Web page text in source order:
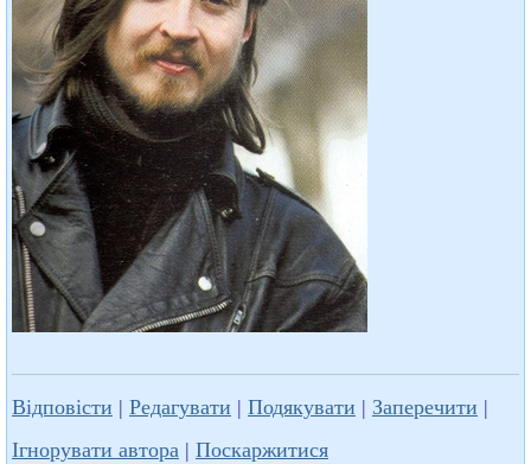
Відповісти | Редагувати | Подякувати | Заперечити |
Ігнорувати автора | Поскаржитися